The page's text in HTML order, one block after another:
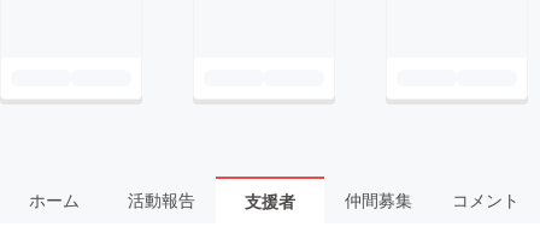
ホーム 活動報告 支援者 仲間募集 コメント